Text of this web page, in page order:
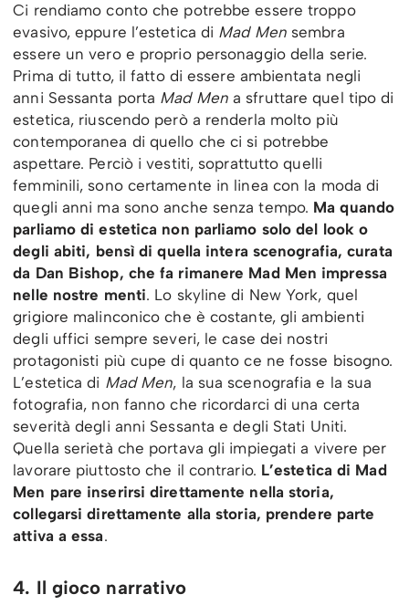
Ci rendiamo conto che potrebbe essere troppo
evasivo, eppure l’estetica di Mad Mensembra
essere un vero e proprio personaggio della serie.
Prima di tutto, il fatto di essere ambientata negli
anni Sessanta porta Mad Mena sfruttare quel tipo di
estetica, riuscendo però a renderla molto più
contemporanea di quello che ci si potrebbe
aspettare. Perciò i vestiti, soprattutto quelli
femminili, sono certamente in linea con la moda di
quegli anni ma sono anche senza tempo. Ma quando
parliamo di estetica non parliamo solo del look o
degli abiti, bensì di quella intera scenografia, curata
da Dan Bishop, che fa rimanere Mad Men impressa
nelle nostre menti. Lo skyline di New York, quel
grigiore malinconico che è costante, gli ambienti
degli uffici sempre severi, le case dei nostri
protagonisti più cupe di quanto ce ne fosse bisogno.
L’estetica di Mad Men, la sua scenografia e la sua
fotografia, non fanno che ricordarci di una certa
severità degli anni Sessanta e degli Stati Uniti.
Quella serietà che portava gli impiegati a vivere per
lavorare piuttosto che il contrario. L’estetica di Mad
Men pare inserirsi direttamente nella storia,
collegarsi direttamente alla storia, prendere parte
attiva a essa.
4. Il gioco narrativo